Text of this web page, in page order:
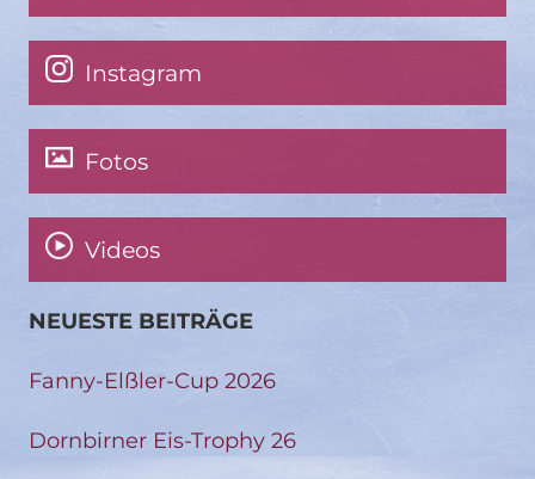
Instagram
Fotos
Videos
NEUESTE BEITRÄGE
Fanny-Elßler-Cup 2026
Dornbirner Eis-Trophy 26